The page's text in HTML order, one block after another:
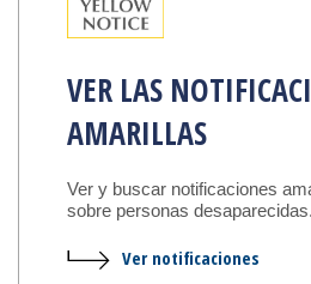
VER LAS
AMARILLAS
Ver y buscar notificaciones
sobre personas desaparecidas.
Ver notificaciones